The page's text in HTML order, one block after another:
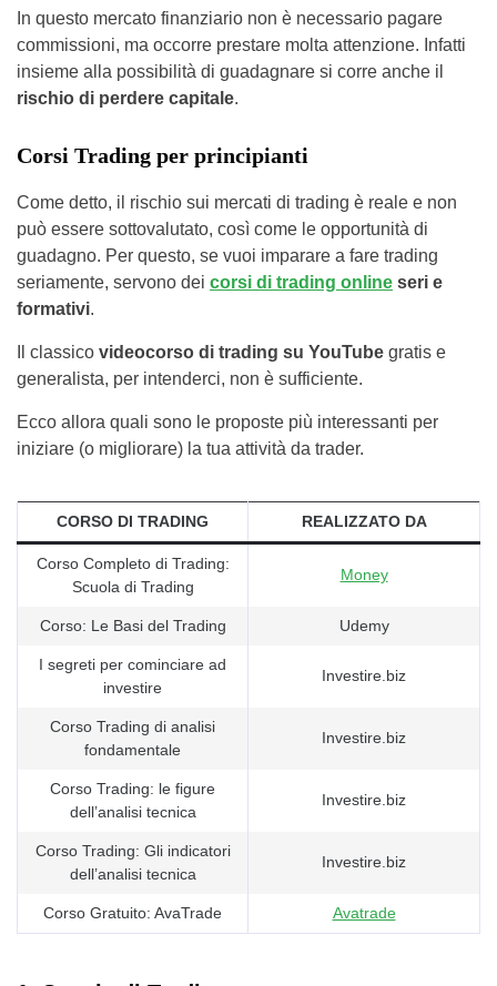
In questo mercato finanziario non è necessario pagare
commissioni, ma occorre prestare molta attenzione. Infatti
insieme alla possibilità di guadagnare si corre anche il
rischio di perdere capitale.
Corsi Trading per principianti
Come detto, il rischio sui mercati di trading è reale e non
può essere sottovalutato, così come le opportunità di
guadagno. Per questo, se vuoi imparare a fare trading
seriamente, servono dei corsi di trading online seri e
formativi.
Il classico videocorso di trading su YouTube gratis e
generalista, per intenderci, non è sufficiente.
Ecco allora quali sono le proposte più interessanti per
iniziare (o migliorare) la tua attività da trader.
CORSO DI TRADING REALIZZATO DA
Corso Completo di Trading:
Scuola di Trading
Money
Corso: Le Basi del Trading Udemy
I segreti per cominciare ad
investire
Investire.biz
Corso Trading di analisi
fondamentale
Investire.biz
Corso Trading: le figure
dell’analisi tecnica
Investire.biz
Corso Trading: Gli indicatori
dell’analisi tecnica
Investire.biz
Corso Gratuito: AvaTrade Avatrade